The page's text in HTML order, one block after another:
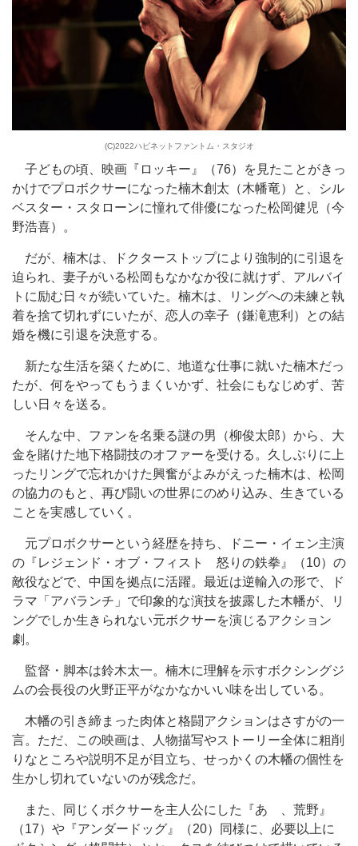
(C)2022ハピネットファントム・スタジオ
子どもの頃、映画『ロッキー』（76）を見たことがきっ
かけでプロボクサーになった楠木創太（木幡竜）と、シル
ベスター・スタローンに憧れて俳優になった松岡健児（今
野浩喜）。
だが、楠木は、ドクターストップにより強制的に引退を
迫られ、妻子がいる松岡もなかなか役に就けず、アルバイ
トに励む日々が続いていた。楠木は、リングへの未練と執
着を捨て切れずにいたが、恋人の幸子（鎌滝恵利）との結
婚を機に引退を決意する。
新たな生活を築くために、地道な仕事に就いた楠木だっ
たが、何をやってもうまくいかず、社会にもなじめず、苦
しい日々を送る。
そんな中、ファンを名乗る謎の男（柳俊太郎）から、大
金を賭けた地下格闘技のオファーを受ける。久しぶりに上
ったリングで忘れかけた興奮がよみがえった楠木は、松岡
の協力のもと、再び闘いの世界にのめり込み、生きている
ことを実感していく。
元プロボクサーという経歴を持ち、ドニー・イェン主演
の『レジェンド・オブ・フィスト 怒りの鉄拳』（10）の
敵役などで、中国を拠点に活躍。最近は逆輸入の形で、ド
ラマ「アバランチ」で印象的な演技を披露した木幡が、リ
ングでしか生きられない元ボクサーを演じるアクション
劇。
監督・脚本は鈴木太一。楠木に理解を示すボクシングジ
ムの会長役の火野正平がなかなかいい味を出している。
木幡の引き締まった肉体と格闘アクションはさすがの一
言。ただ、この映画は、人物描写やストーリー全体に粗削
りなところや説明不足が目立ち、せっかくの木幡の個性を
生かし切れていないのが残念だ。
また、同じくボクサーを主人公にした『あゝ、荒野』
（17）や『アンダードッグ』（20）同様に、必要以上に